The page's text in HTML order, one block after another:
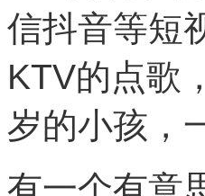
信抖音等短
KTV的点歌
岁的小孩，
有一个有意